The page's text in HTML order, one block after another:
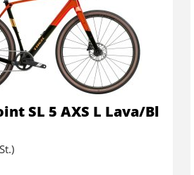
SL 5 AXS L Lava/Bl